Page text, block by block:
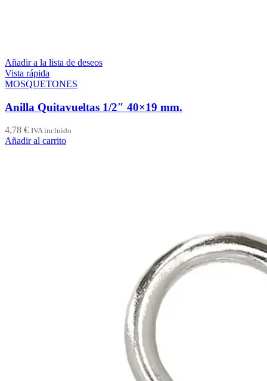
Añadir a la lista de deseos
Vista rápida
MOSQUETONES
Anilla Quitavueltas 1/2″ 40×19 mm.
4,78 € IVA incluido
Añadir al carrito